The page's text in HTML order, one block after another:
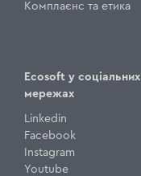
Комплаєнс та етика
Ecosoft у соціальних
мережах
Linkedin
Facebook
Instagram
Youtube